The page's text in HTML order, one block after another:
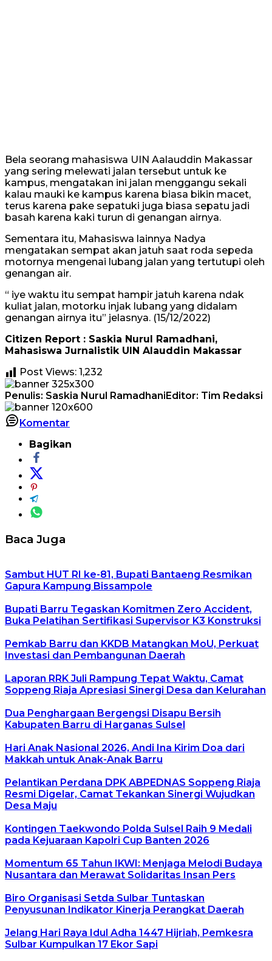
Bela seorang mahasiswa UIN Aalauddin Makassar
yang sering melewati jalan tersebut untuk ke
kampus, mengatakan ini jalan menggangu sekali
kalau mauki ke kampus karena biasa bikin macet,
terus karena pake sepatuki juga biasa sepatu jadi
basah karena kaki turun di genangan airnya.
Sementara itu, Mahasiswa lainnya Nadya
mengatakan sempat akan jatuh saat roda sepeda
motornya mengenai lubang jalan yang tertutupi oleh
genangan air.
“ iye waktu itu sempat hampir jatuh karena ndak
kuliat jalan, motorku injak lubang yang didalam
genangan airnya itu” jelasnya. (15/12/2022)
Citizen Report : Saskia Nurul Ramadhani,
Mahasiswa Jurnalistik UIN Alauddin Makassar
Post Views: 1,232
Penulis: Saskia Nurul RamadhaniEditor: Tim Redaksi
Komentar
Bagikan
Baca Juga
Sambut HUT RI ke-81, Bupati Bantaeng Resmikan
Gapura Kampung Bissampole
Bupati Barru Tegaskan Komitmen Zero Accident,
Buka Pelatihan Sertifikasi Supervisor K3 Konstruksi
Pemkab Barru dan KKDB Matangkan MoU, Perkuat
Investasi dan Pembangunan Daerah
Laporan RRK Juli Rampung Tepat Waktu, Camat
Soppeng Riaja Apresiasi Sinergi Desa dan Kelurahan
Dua Penghargaan Bergengsi Disapu Bersih
Kabupaten Barru di Harganas Sulsel
Hari Anak Nasional 2026, Andi Ina Kirim Doa dari
Makkah untuk Anak-Anak Barru
Pelantikan Perdana DPK ABPEDNAS Soppeng Riaja
Resmi Digelar, Camat Tekankan Sinergi Wujudkan
Desa Maju
Kontingen Taekwondo Polda Sulsel Raih 9 Medali
pada Kejuaraan Kapolri Cup Banten 2026
Momentum 65 Tahun IKWI: Menjaga Melodi Budaya
Nusantara dan Merawat Solidaritas Insan Pers
Biro Organisasi Setda Sulbar Tuntaskan
Penyusunan Indikator Kinerja Perangkat Daerah
Jelang Hari Raya Idul Adha 1447 Hijriah, Pemkesra
Sulbar Kumpulkan 17 Ekor Sapi